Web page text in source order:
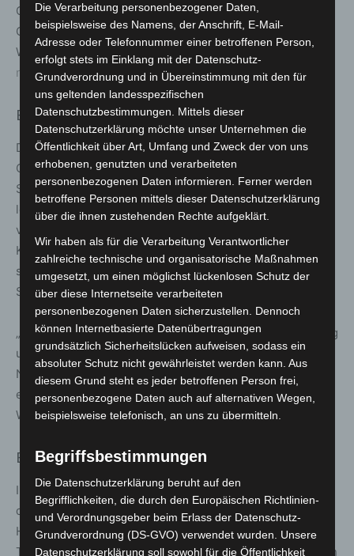
Geschäftsführerin der Landesgartenschau Neuss 2026
GmbH.
Weitere Informationen:
www.landesgartenschau-
neuss.de
Ellwangen (Baden-Württemberg)
Die Landesgartenschau Ellwangen (24. April bis 4.
Oktober 2026) wird zum touristischen Höhepunkt
Süddeutschlands. Unter den Mottos „Wie wollen wir
leben“ und „Lust am Wandel“ erwartet Besuchende ein
vielseitiges Areal mit Pavillons, Wiesen, Kulinarik und
Kultur. Highlight ist die renaturierte Jagst, die erstmals
seit Jahrzehnten wieder erlebbar ist – inklusive
Stadtstrand.
„Ich freue mich darauf, nach so vielen Jahren der Planung
und Umsetzung die Fertigstellung unseres wunderbaren
Naherholungs- und Naturraums 164 Tage lang zu feiern“,
erklärt Geschäftsführer Stefan Powolny.
Weitere Informationen:www.ellwangen2026.de
Bad Nenndorf (Niedersachsen)
Im traditionsreichen Kurort Bad Nenndorf wird der
denkmalgeschützte Kur- und Landschaftspark auf 34
Hektar zum vielfältigen Erlebnisraum. Neue
Themengärten, die Süntelbuchenallee, Wissensstationen
Die Verarbeitung personenbezogener Daten,
beispielsweise des Namens, der Anschrift, E-Mail-
Adresse oder Telefonnummer einer betroffenen Person,
erfolgt stets im Einklang mit der Datenschutz-
Grundverordnung und in Übereinstimmung mit den für
uns geltenden landesspezifischen
Datenschutzbestimmungen. Mittels dieser
Datenschutzerklärung möchte unser Unternehmen die
Öffentlichkeit über Art, Umfang und Zweck der von uns
erhobenen, genutzten und verarbeiteten
personenbezogenen Daten informieren. Ferner werden
betroffene Personen mittels dieser Datenschutzerklärung
über die ihnen zustehenden Rechte aufgeklärt.
Wir haben als für die Verarbeitung Verantwortlicher
zahlreiche technische und organisatorische Maßnahmen
umgesetzt, um einen möglichst lückenlosen Schutz der
über diese Internetseite verarbeiteten
personenbezogenen Daten sicherzustellen. Dennoch
können Internetbasierte Datenübertragungen
grundsätzlich Sicherheitslücken aufweisen, sodass ein
absoluter Schutz nicht gewährleistet werden kann. Aus
diesem Grund steht es jeder betroffenen Person frei,
personenbezogene Daten auch auf alternativen Wegen,
beispielsweise telefonisch, an uns zu übermitteln.
Begriffsbestimmungen
Die Datenschutzerklärung beruht auf den
Begrifflichkeiten, die durch den Europäischen Richtlinien-
und Verordnungsgeber beim Erlass der Datenschutz-
Grundverordnung (DS-GVO) verwendet wurden. Unsere
Datenschutzerklärung soll sowohl für die Öffentlichkeit